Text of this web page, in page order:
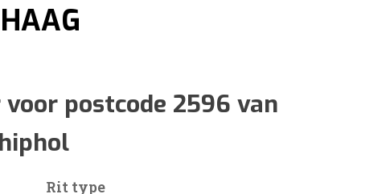
postcode 2596 van
Rit type